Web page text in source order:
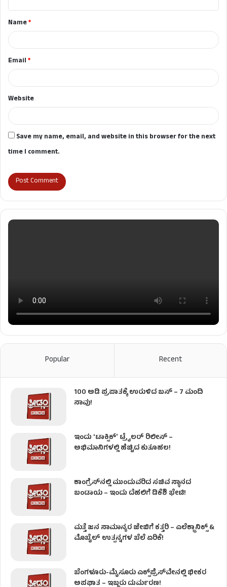
t
*Name*
Email*
Website
Save my name, email, and website in this browser for the next
time I comment.
Popular Recent
100 ಅಡಿ ಪ್ರಪಾತಕ್ಕೆ ಉರುಳಿದ ಬಸ್‌ – 7 ಮಂದಿ
ಸಾವು!
ಇಂದು ʻಟಾಕ್ಸಿಕ್ʼ ಟ್ರೈಲರ್ ರಿಲೀಸ್‌ –
ಅಭಿಮಾನಿಗಳಲ್ಲಿ ಹೆಚ್ಚಿದ ಕುತೂಹಲ!
ಕಾಂಗ್ರೆಸ್​ನಲ್ಲಿ ಮುಂದುವರಿದ ಸಚಿವ ಸ್ಥಾನದ
ಬಂಡಾಯ – ಇಂದು ದೆಹಲಿಗೆ ಡಿಕೆಶಿ ಭೇಟಿ!
ಮತ್ತೆ ಜನ ಸಾಮಾನ್ಯರ ಜೇಬಿಗೆ ಕತ್ತರಿ – ಎಲೆಕ್ಟ್ರಾನಿಕ್ಸ್ &
ಮೊಬೈಲ್ ಉತ್ಪನ್ನಗಳ ಬೆಲೆ ಏರಿಕೆ!
ಬೆಂಗಳೂರು-ಮೈಸೂರು ಎಕ್ಸ್‌ಪ್ರೆಸ್‌ವೇನಲ್ಲಿ ಭೀಕರ
ಅಪಘಾತ – ಇಬ್ಬರು ದುರ್ಮರಣ!